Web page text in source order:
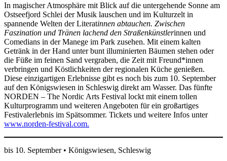
In magischer Atmosphäre mit Blick auf die untergehende Sonne am
Ostseefjord Schlei der Musik lauschen und im Kulturzelt in
spannende Welten der Literatinnen abtauchen. Zwischen
Faszination und Tränen lachend den Straßenkünstlerinnen und
Comedians in der Manege im Park zusehen. Mit einem kalten
Getränk in der Hand unter bunt illuminierten Bäumen stehen oder
die Füße im feinen Sand vergraben, die Zeit mit Freund*innen
verbringen und Köstlichkeiten der regionalen Küche genießen.
Diese einzigartigen Erlebnisse gibt es noch bis zum 10. September
auf den Königswiesen in Schleswig direkt am Wasser. Das fünfte
NORDEN – The Nordic Arts Festival lockt mit einem tollen
Kulturprogramm und weiteren Angeboten für ein großartiges
Festivalerlebnis im Spätsommer. Tickets und weitere Infos unter
www.norden-festival.com.
bis 10. September • Königswiesen, Schleswig